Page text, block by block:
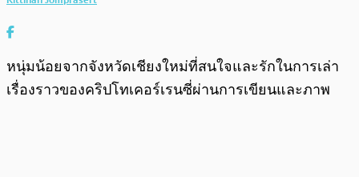
หนุ่มน้อยจากจังหวัดเชียงใหม่ที่สนใจและรักในการเล่า
เรื่องราวของคริปโทเคอร์เรนซี่ผ่านการเขียนและภาพ